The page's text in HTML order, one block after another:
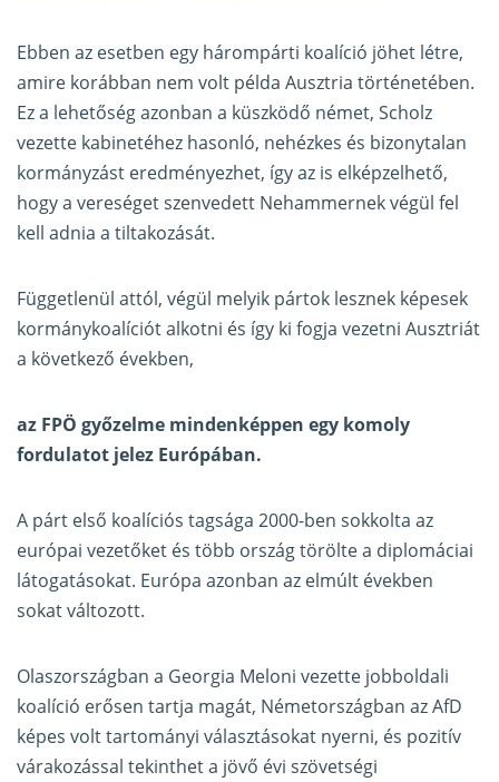
Ebben az esetben egy hárompárti koalíció jöhet létre,
amire korábban nem volt példa Ausztria történetében.
Ez a lehetőség azonban a küszködő német, Scholz
vezette kabinetéhez hasonló, nehézkes és bizonytalan
kormányzást eredményezhet, így az is elképzelhető,
hogy a vereséget szenvedett Nehammernek végül fel
kell adnia a tiltakozását.
Függetlenül attól, végül melyik pártok lesznek képesek
kormánykoalíciót alkotni és így ki fogja vezetni Ausztriát
a következő években,
az FPÖ győzelme mindenképpen egy komoly
fordulatot jelez Európában.
A párt első koalíciós tagsága 2000-ben sokkolta az
európai vezetőket és több ország törölte a diplomáciai
látogatásokat. Európa azonban az elmúlt években
sokat változott.
Olaszországban a Georgia Meloni vezette jobboldali
koalíció erősen tartja magát, Németországban az AfD
képes volt tartományi választásokat nyerni, és pozitív
várakozással tekinthet a jövő évi szövetségi